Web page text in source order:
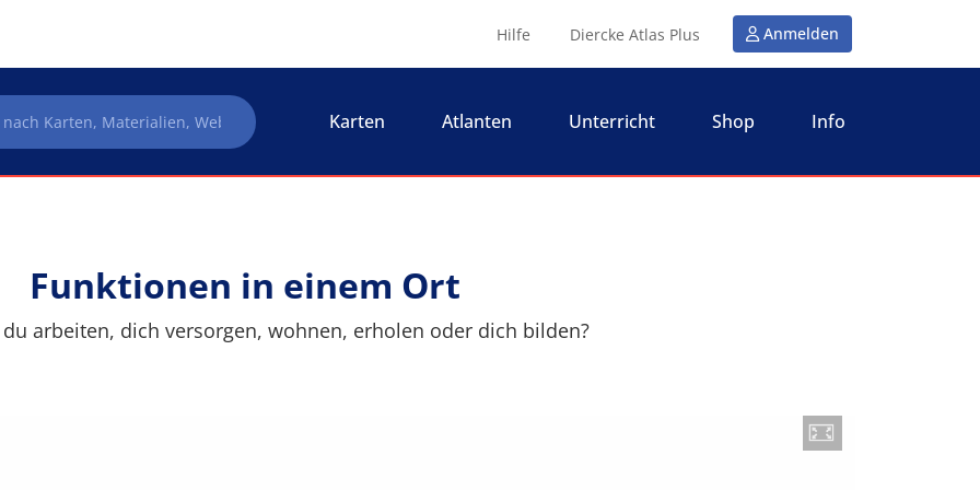
Hilfe Diercke Atlas Plus Anmelden
Karten Atlanten Unterricht Shop Info
Funktionen in einem Ort
arbeiten, dich versorgen, wohnen, erholen oder dich bilden?